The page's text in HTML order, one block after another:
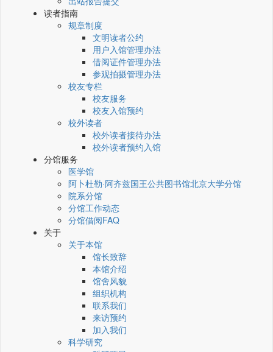
读者指南
规章制度
文明读者公约
用户入馆管理办法
借阅证件管理办法
参观拍摄管理办法
校友专栏
校友服务
校友入馆预约
校外读者
校外读者接待办法
校外读者预约入馆
分馆服务
医学馆
阿卜杜勒·阿齐兹国王公共图书馆北京大学分馆
院系分馆
分馆工作动态
分馆借阅FAQ
关于
关于本馆
馆长致辞
本馆介绍
馆舍风貌
组织机构
联系我们
来访预约
加入我们
科学研究